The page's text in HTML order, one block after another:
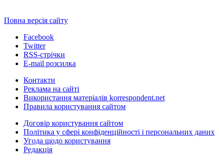
Повна версія сайту
Facebook
Twitter
RSS-стрічки
E-mail розсилка
Контакти
Реклама на сайті
Використання матеріалів korrespondent.net
Правила користування сайтом
Договір користування сайтом
Політика у сфері конфіденційності і персональних даних
Угода щодо користування
Редакція